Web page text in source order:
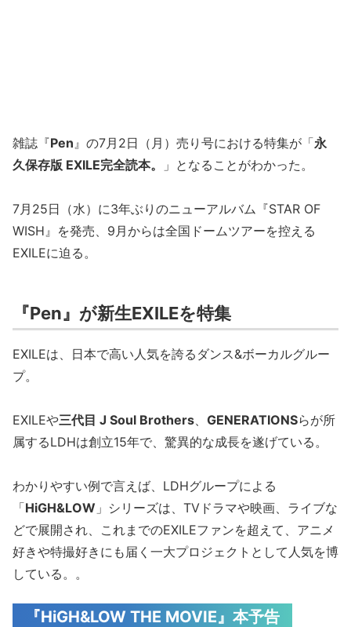
雑誌『Pen 』の7月2日（月）売り号における特集が「永
久保存版 EXILE完全読本。
」となることがわかった。
7月25日（水）に3年ぶりのニューアルバム『STAR OF
WISH』を発売、9月からは全国ドームツアーを控える
EXILEに迫る。
『Pen』が新生EXILEを特集
EXILEは、日本で高い人気を誇るダンス&ボーカルグルー
プ。
EXILEや三代目 J Soul Brothers GENERATIONSらが所
属するLDHは創立15年で、驚異的な成長を遂げている。
わかりやすい例で言えば、LDHグループによる
「HiGH&LOW 」シリーズは、TVドラマや映画、ライブな
どで展開され、これまでのEXILEファンを超えて、アニメ
好きや特撮好きにも届く一大プロジェクトとして人気を博
している。。
『HiGH&LOW THE MOVIE』本予告